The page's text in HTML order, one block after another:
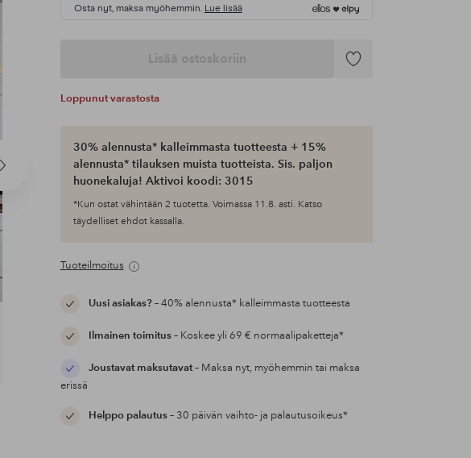
Seuraava
tuote
Osta nyt, maksa myöhemmin. Lue lisää
Lisää ostoskoriin
Lisää
Loppunut varastosta
30% alennusta* kalleimmasta tuotteesta + 15%
alennusta* tilauksen muista tuotteista. Sis. paljon
huonekaluja! Aktivoi koodi: 3015
*Kun ostat vähintään 2 tuotetta. Voimassa 11.8. asti. Katso
täydelliset ehdot kassalla.
Tuoteilmoitus
Uusi asiakas?– 40% alennusta* kalleimmasta tuotteesta
Ilmainen toimitus– Koskee yli 69 € normaalipaketteja*
Joustavat maksutavat– Maksa nyt, myöhemmin tai maksa
erissä
Helppo palautus– 30 päivän vaihto- ja palautusoikeus*